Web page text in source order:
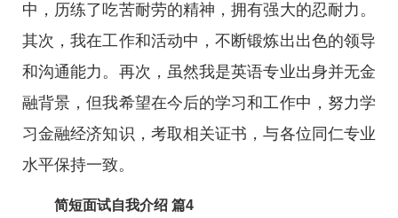
中，历练了吃苦耐劳的精神，拥有强大的忍耐力。
其次，我在工作和活动中，不断锻炼出出色的领导
和沟通能力。再次，虽然我是英语专业出身并无金
融背景，但我希望在今后的学习和工作中，努力学
习金融经济知识，考取相关证书，与各位同仁专业
水平保持一致。
简短面试自我介绍 篇4